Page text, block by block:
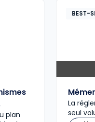
plan
BEST-
La
seul